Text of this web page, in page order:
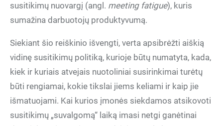
susitikimų nuovargį (angl. meeting fatigue), kuris
sumažina darbuotojų produktyvumą.
Siekiant šio reiškinio išvengti, verta apsibrėžti aiškią
vidinę susitikimų politiką, kurioje būtų numatyta, kada,
kiek ir kuriais atvejais nuotoliniai susirinkimai turėtų
būti rengiamai, kokie tikslai jiems keliami ir kaip jie
išmatuojami. Kai kurios įmonės siekdamos atsikovoti
susitikimų „suvalgomą“ laiką imasi netgi ganėtinai